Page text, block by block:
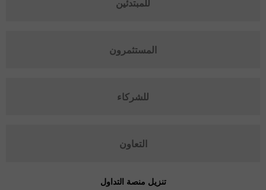
المستثمرون
للشركاء
التعاون
تنزيل منصة التداول